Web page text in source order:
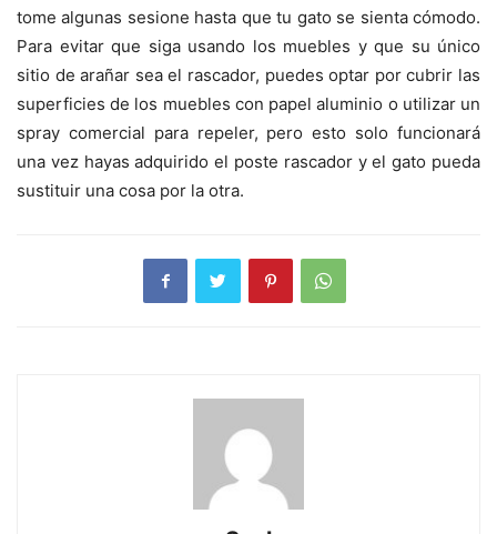
tome algunas sesione hasta que tu gato se sienta cómodo.
Para evitar que siga usando los muebles y que su único
sitio de arañar sea el rascador, puedes optar por cubrir las
superficies de los muebles con papel aluminio o utilizar un
spray comercial para repeler, pero esto solo funcionará
una vez hayas adquirido el poste rascador y el gato pueda
sustituir una cosa por la otra.